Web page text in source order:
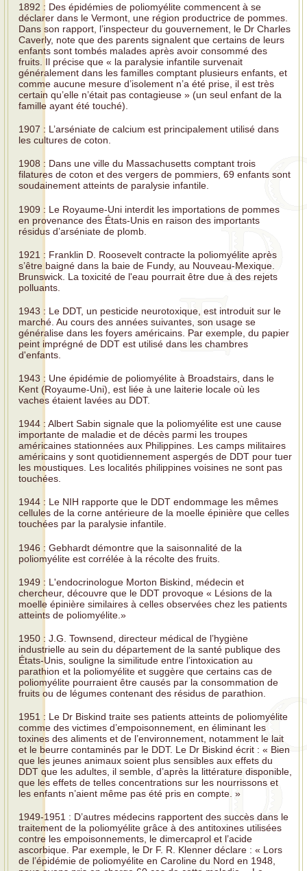
1892 : Des épidémies de poliomyélite commencent à se
déclarer dans le Vermont, une région productrice de pommes.
Dans son rapport, l’inspecteur du gouvernement, le Dr Charles
Caverly, note que des parents signalent que certains de leurs
enfants sont tombés malades après avoir consommé des
fruits. Il précise que « la paralysie infantile survenait
généralement dans les familles comptant plusieurs enfants, et
comme aucune mesure d’isolement n’a été prise, il est très
certain qu’elle n’était pas contagieuse » (un seul enfant de la
famille ayant été touché).
1907 : L’arséniate de calcium est principalement utilisé dans
les cultures de coton.
1908 : Dans une ville du Massachusetts comptant trois
filatures de coton et des vergers de pommiers, 69 enfants sont
soudainement atteints de paralysie infantile.
1909 : Le Royaume-Uni interdit les importations de pommes
en provenance des États-Unis en raison des importants
résidus d’arséniate de plomb.
1921 : Franklin D. Roosevelt contracte la poliomyélite après
s’être baigné dans la baie de Fundy, au Nouveau-Mexique.
Brunswick. La toxicité de l'eau pourrait être due à des rejets
polluants.
1943 : Le DDT, un pesticide neurotoxique, est introduit sur le
marché. Au cours des années suivantes, son usage se
généralise dans les foyers américains. Par exemple, du papier
peint imprégné de DDT est utilisé dans les chambres
d'enfants.
1943 : Une épidémie de poliomyélite à Broadstairs, dans le
Kent (Royaume-Uni), est liée à une laiterie locale où les
vaches étaient lavées au DDT.
1944 : Albert Sabin signale que la poliomyélite est une cause
importante de maladie et de décès parmi les troupes
américaines stationnées aux Philippines. Les camps militaires
américains y sont quotidiennement aspergés de DDT pour tuer
les moustiques. Les localités philippines voisines ne sont pas
touchées.
1944 : Le NIH rapporte que le DDT endommage les mêmes
cellules de la corne antérieure de la moelle épinière que celles
touchées par la paralysie infantile.
1946 : Gebhardt démontre que la saisonnalité de la
poliomyélite est corrélée à la récolte des fruits.
1949 : L'endocrinologue Morton Biskind, médecin et
chercheur, découvre que le DDT provoque « Lésions de la
moelle épinière similaires à celles observées chez les patients
atteints de poliomyélite.»
1950 : J.G. Townsend, directeur médical de l’hygiène
industrielle au sein du département de la santé publique des
États-Unis, souligne la similitude entre l’intoxication au
parathion et la poliomyélite et suggère que certains cas de
poliomyélite pourraient être causés par la consommation de
fruits ou de légumes contenant des résidus de parathion.
1951 : Le Dr Biskind traite ses patients atteints de poliomyélite
comme des victimes d’empoisonnement, en éliminant les
toxines des aliments et de l’environnement, notamment le lait
et le beurre contaminés par le DDT. Le Dr Biskind écrit : « Bien
que les jeunes animaux soient plus sensibles aux effets du
DDT que les adultes, il semble, d’après la littérature disponible,
que les effets de telles concentrations sur les nourrissons et
les enfants n’aient même pas été pris en compte. »
1949-1951 : D’autres médecins rapportent des succès dans le
traitement de la poliomyélite grâce à des antitoxines utilisées
contre les empoisonnements, le dimercaprol et l’acide
ascorbique. Par exemple, le Dr F. R. Klenner déclare : « Lors
de l’épidémie de poliomyélite en Caroline du Nord en 1948,